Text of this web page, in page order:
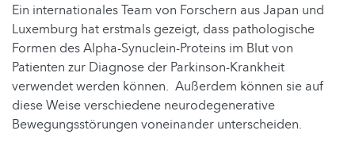
Ein internationales Team von Forschern aus Japan und
Luxemburg hat erstmals gezeigt, dass pathologische
Formen des Alpha-Synuclein-Proteins im Blut von
Patienten zur Diagnose der Parkinson-Krankheit
verwendet werden können. Außerdem können sie auf
diese Weise verschiedene neurodegenerative
Bewegungsstörungen voneinander unterscheiden.